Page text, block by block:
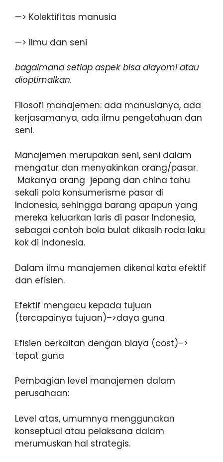
—> Kolektifitas manusia
—> Ilmu dan seni
bagaimana setiap aspek bisa diayomi atau
dioptimalkan.
Filosofi manajemen: ada manusianya, ada
kerjasamanya, ada ilmu pengetahuan dan
seni.
Manajemen merupakan seni, seni dalam
mengatur dan menyakinkan orang/pasar.
Makanya orang jepang dan china tahu
sekali pola konsumerisme pasar di
Indonesia, sehingga barang apapun yang
mereka keluarkan laris di pasar Indonesia,
sebagai contoh bola bulat dikasih roda laku
kok di Indonesia.
Dalam ilmu manajemen dikenal kata efektif
dan efisien.
Efektif mengacu kepada tujuan
(tercapainya tujuan)–>daya guna
Efisien berkaitan dengan biaya (cost)–>
tepat guna
Pembagian level manajemen dalam
perusahaan:
Level atas, umumnya menggunakan
konseptual atau pelaksana dalam
merumuskan hal strategis.